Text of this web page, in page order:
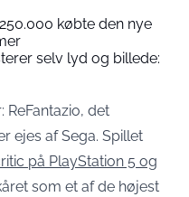
købte den nye
selv lyd og billede:
ReFantazio, det
ejes af Sega. Spillet
på PlayStation 5 og
som et af de højest